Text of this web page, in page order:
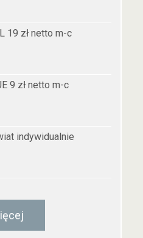
19 zł netto m-c
9 zł netto m-c
indywidualnie